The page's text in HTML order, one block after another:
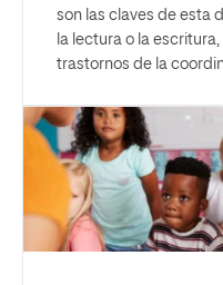
son las claves de esta
la lectura o la
trastornos de la